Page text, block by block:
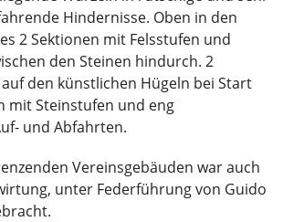
Hindernisse. Oben in den
2 Sektionen mit Felsstufen und
den Steinen hindurch. 2
den künstlichen Hügeln bei Start
mit Steinstufen und eng
und Abfahrten.
Vereinsgebäuden war auch
unter Federführung von Guido